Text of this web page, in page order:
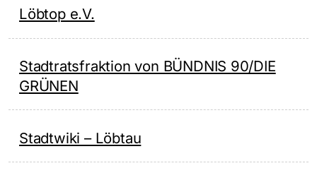
Löbtop e.V.
Stadtratsfraktion von BÜNDNIS 90/DIE
GRÜNEN
Stadtwiki – Löbtau